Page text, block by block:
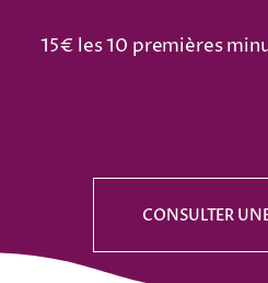
15€ les 10 premières
CONSULTER